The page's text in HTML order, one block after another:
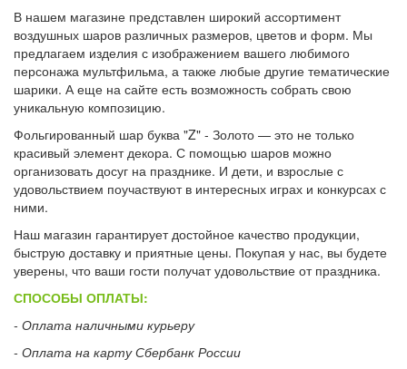
В нашем магазине представлен широкий ассортимент
воздушных шаров различных размеров, цветов и форм. Мы
предлагаем изделия с изображением вашего любимого
персонажа мультфильма, а также любые другие тематические
шарики. А еще на сайте есть возможность собрать свою
уникальную композицию.
Фольгированный шар буква "Z" - Золото — это не только
красивый элемент декора. С помощью шаров можно
организовать досуг на празднике. И дети, и взрослые с
удовольствием поучаствуют в интересных играх и конкурсах с
ними.
Наш магазин гарантирует достойное качество продукции,
быструю доставку и приятные цены. Покупая у нас, вы будете
уверены, что ваши гости получат удовольствие от праздника.
СПОСОБЫ ОПЛАТЫ:
- Оплата наличными курьеру
- Оплата на карту Сбербанк России